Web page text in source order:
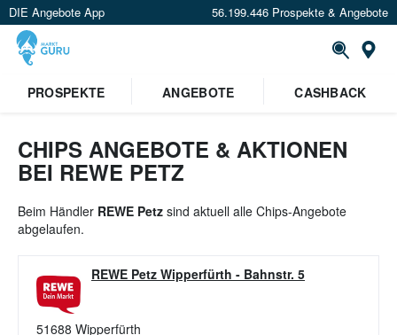
DIE Angebote App 56.199.446 Prospekte & Angebote
Standort festlegen
PROSPEKTE ANGEBOTE CASHBACK
CHIPS ANGEBOTE & AKTIONEN
BEI REWE PETZ
Beim Händler REWE Petz sind aktuell alle Chips-Angebote
abgelaufen.
REWE Petz Wipperfürth - Bahnstr. 5
51688 Wipperfürth